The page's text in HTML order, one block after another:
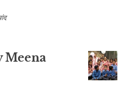
l
a
m
Meena